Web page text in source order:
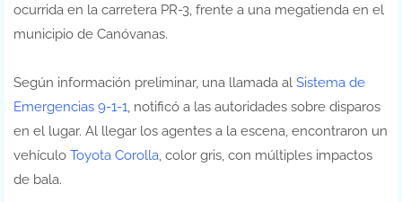
ocurrida en la carretera PR-3, frente a una megatienda en el
municipio de Canóvanas.
Según información preliminar, una llamada al Sistema de
Emergencias 9-1-1, notificó a las autoridades sobre disparos
en el lugar. Al llegar los agentes a la escena, encontraron un
vehículo Toyota Corolla, color gris, con múltiples impactos
de bala.